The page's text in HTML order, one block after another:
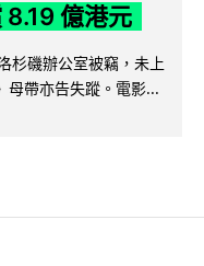
億港元
杉磯辦公室被竊，未上
帶亦告失蹤。電影...